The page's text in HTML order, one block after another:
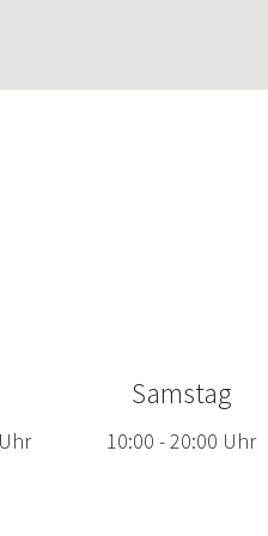
Uhr
Samstag
10:00 -20:00 Uhr